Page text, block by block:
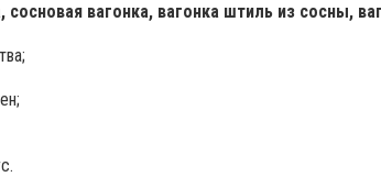
сосновая вагонка, вагонка штиль из сосны,